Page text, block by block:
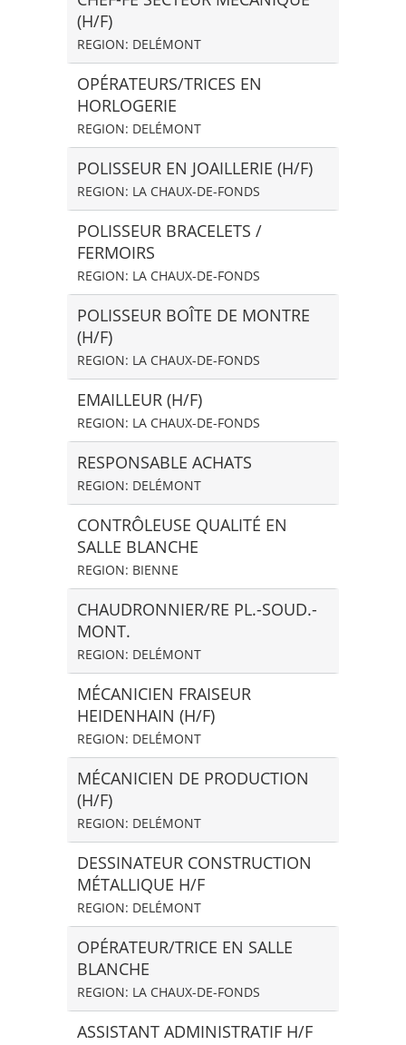
(H/F)
REGION: DELÉMONT
OPÉRATEURS/TRICES EN
HORLOGERIE
REGION: DELÉMONT
POLISSEUR EN JOAILLERIE (H/F)
REGION: LA CHAUX-DE-FONDS
POLISSEUR BRACELETS /
FERMOIRS
REGION: LA CHAUX-DE-FONDS
POLISSEUR BOÎTE DE MONTRE
(H/F)
REGION: LA CHAUX-DE-FONDS
EMAILLEUR (H/F)
REGION: LA CHAUX-DE-FONDS
RESPONSABLE ACHATS
REGION: DELÉMONT
CONTRÔLEUSE QUALITÉ EN
SALLE BLANCHE
REGION: BIENNE
CHAUDRONNIER/RE PL.-SOUD.-
MONT.
REGION: DELÉMONT
MÉCANICIEN FRAISEUR
HEIDENHAIN (H/F)
REGION: DELÉMONT
MÉCANICIEN DE PRODUCTION
(H/F)
REGION: DELÉMONT
DESSINATEUR CONSTRUCTION
MÉTALLIQUE H/F
REGION: DELÉMONT
OPÉRATEUR/TRICE EN SALLE
BLANCHE
REGION: LA CHAUX-DE-FONDS
ASSISTANT ADMINISTRATIF H/F